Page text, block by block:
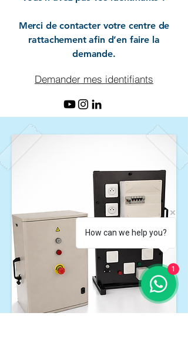
Merci de contacter votre centre de
rattachement afin d’en faire la
demande.
Demander mes identifiants
How can we help you?
1